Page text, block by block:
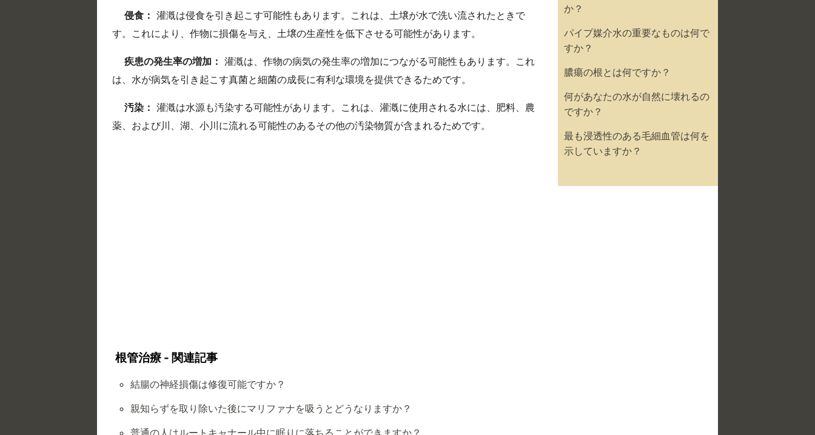
侵食： 灌漑は侵食を引き起こす可能性もあります。これは、土壌が水で洗い流されたときで
す。これにより、作物に損傷を与え、土壌の生産性を低下させる可能性があります。
疾患の発生率の増加： 灌漑は、作物の病気の発生率の増加につながる可能性もあります。これ
は、水が病気を引き起こす真菌と細菌の成長に有利な環境を提供できるためです。
汚染： 灌漑は水源も汚染する可能性があります。これは、灌漑に使用される水には、肥料、農
薬、および川、湖、小川に流れる可能性のあるその他の汚染物質が含まれるためです。
根管治療 - 関連記事
結腸の神経損傷は修復可能ですか？
親知らずを取り除いた後にマリファナを吸うとどうなりますか？
か？
パイプ媒介水の重要なものは何で
すか？
膿瘍の根とは何ですか？
何があなたの水が自然に壊れるの
ですか？
最も浸透性のある毛細血管は何を
示していますか？